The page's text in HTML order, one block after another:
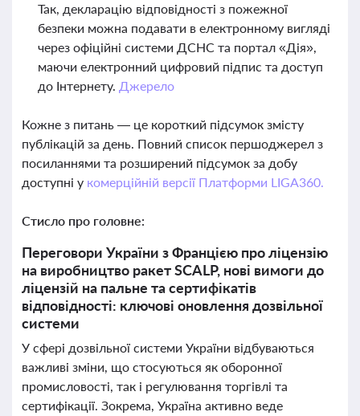
Так, декларацію відповідності з пожежної
безпеки можна подавати в електронному вигляді
через офіційні системи ДСНС та портал «Дія»,
маючи електронний цифровий підпис та доступ
до Інтернету. Джерело
Кожне з питань — це короткий підсумок змісту
публікацій за день. Повний список першоджерел з
посиланнями та розширений підсумок за добу
доступні у комерційній версії Платформи LIGA360.
Стисло про головне:
Переговори України з Францією про ліцензію
на виробництво ракет SCALP, нові вимоги до
ліцензій на пальне та сертифікатів
відповідності: ключові оновлення дозвільної
системи
У сфері дозвільної системи України відбуваються
важливі зміни, що стосуються як оборонної
промисловості, так і регулювання торгівлі та
сертифікації. Зокрема, Україна активно веде